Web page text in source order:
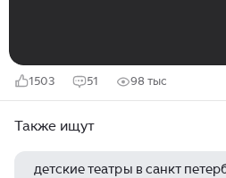
1503 51 98 тыс
Также ищут